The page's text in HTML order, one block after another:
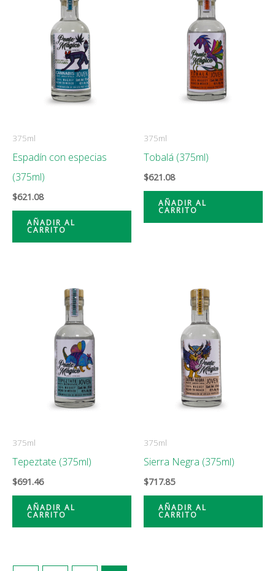
375ml
Espadín con especias
(375ml)
$621.08
AÑADIR AL
CARRITO
375ml
Tobalá (375ml)
$621.08
AÑADIR AL
CARRITO
375ml
Tepeztate (375ml)
$691.46
AÑADIR AL
CARRITO
375ml
Sierra Negra (375ml)
$717.85
AÑADIR AL
CARRITO